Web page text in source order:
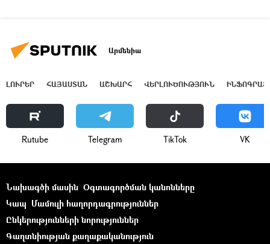
Արմենիա
ԼՈՒՐԵՐ ՀԱՅԱՍՏԱՆ ԱՇԽԱՐՀ ՎԵՐԼՈՒԾՈՒԹՅՈՒՆ
Rutube Telegram ТikТоk VK
Նախագծի մասին Օգտագործման կանոնները
Կապ Մամուլի հաղորդագրություններ
Ընկերությունների նորություններ
Գաղտնիության քաղաքականություն